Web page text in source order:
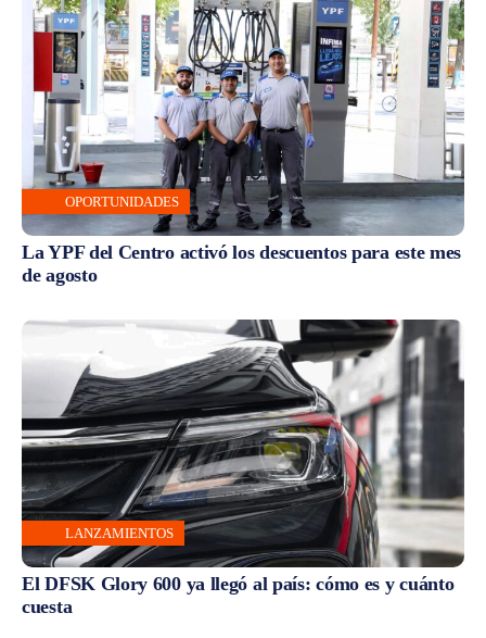
OPORTUNIDADES
La YPF del Centro activó los descuentos para este mes
de agosto
LANZAMIENTOS
El DFSK Glory 600 ya llegó al país: cómo es y cuánto
cuesta